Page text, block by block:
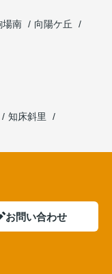
場南
向陽ケ丘
知床斜里
お問い合わせ